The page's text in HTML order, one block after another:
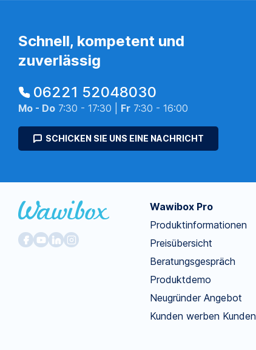
Schnell, kompetent und
zuverlässig
06221 52048030
Mo - Do 7:30 - 17:30 | Fr 7:30 - 16:00
SCHICKEN SIE UNS EINE NACHRICHT
Wawibox Pro
Produktinformationen
Preisübersicht
Beratungsgespräch
Produktdemo
Neugründer Angebot
Kunden werben Kunden